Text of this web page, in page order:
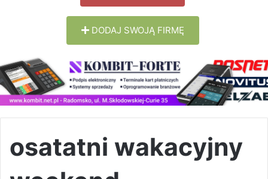
DODAJ SWOJĄ FIRMĘ
osatatni wakacyjny